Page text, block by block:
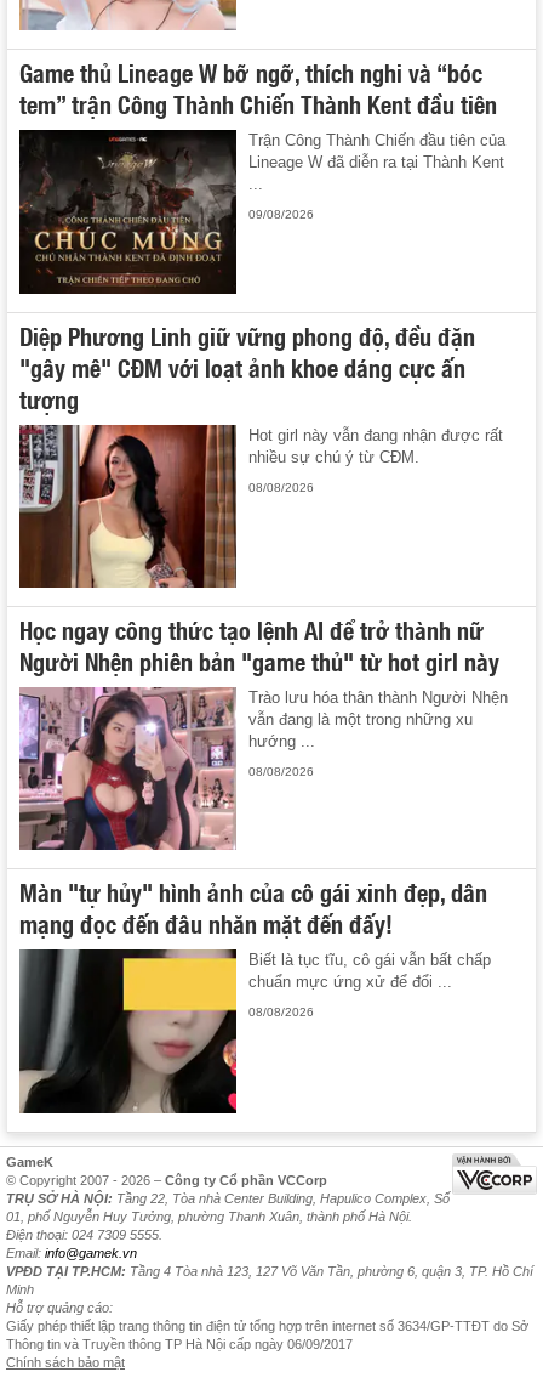
Game thủ Lineage W bỡ ngỡ, thích nghi và “bóc
tem” trận Công Thành Chiến Thành Kent đầu tiên
Trận Công Thành Chiến đầu tiên của
Lineage W đã diễn ra tại Thành Kent
...
09/08/2026
Diệp Phương Linh giữ vững phong độ, đều đặn
"gây mê" CĐM với loạt ảnh khoe dáng cực ấn
tượng
Hot girl này vẫn đang nhận được rất
nhiều sự chú ý từ CĐM.
08/08/2026
Học ngay công thức tạo lệnh AI để trở thành nữ
Người Nhện phiên bản "game thủ" từ hot girl này
Trào lưu hóa thân thành Người Nhện
vẫn đang là một trong những xu
hướng ...
08/08/2026
Màn "tự hủy" hình ảnh của cô gái xinh đẹp, dân
mạng đọc đến đâu nhăn mặt đến đấy!
Biết là tục tĩu, cô gái vẫn bất chấp
chuẩn mực ứng xử để đổi ...
08/08/2026
GameK
© Copyright 2007 - 2026 – Công ty Cổ phần VCCorp
TRỤ SỞ HÀ NỘI: Tầng 22, Tòa nhà Center Building, Hapulico Complex, Số
01, phố Nguyễn Huy Tưởng, phường Thanh Xuân, thành phố Hà Nội.
Điện thoại: 024 7309 5555.
Email: info@gamek.vn
VPĐD TẠI TP.HCM: Tầng 4 Tòa nhà 123, 127 Võ Văn Tần, phường 6, quận 3, TP. Hồ Chí
Minh
Hỗ trợ quảng cáo:
Giấy phép thiết lập trang thông tin điện tử tổng hợp trên internet số 3634/GP-TTĐT do Sở
Thông tin và Truyền thông TP Hà Nội cấp ngày 06/09/2017
Chính sách bảo mật